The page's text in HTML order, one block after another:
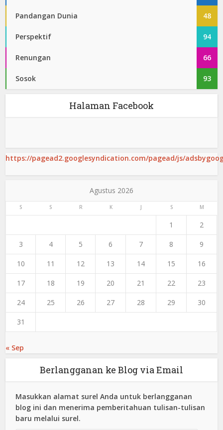
Pandangan Dunia 48
Perspektif 94
Renungan 66
Sosok 93
Halaman Facebook
https://pagead2.googlesyndication.com/pagead/js/
Agustus 2026
S S R K J S M
1 2
3 4 5 6 7 8 9
10 11 12 13 14 15 16
17 18 19 20 21 22 23
24 25 26 27 28 29 30
31
« Sep
Berlangganan ke Blog via Email
Masukkan alamat surel Anda untuk berlangganan
blog ini dan menerima pemberitahuan tulisan-tulisan
baru melalui surel.